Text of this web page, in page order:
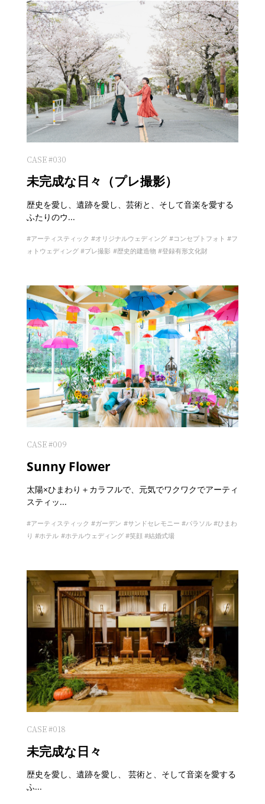
CASE #030
未完成な日々（プレ撮影）
歴史を愛し、遺跡を愛し、芸術と、そして音楽を愛する
ふたりのウ...
アーティスティック オリジナルウェディング コンセプトフォト
フ
ォトウェディング
プレ撮影 歴史的建造物 登録有形文化財
CASE #009
Sunny Flower
太陽×ひまわり＋カラフルで、元気でワクワクでアーティ
スティッ...
アーティスティック ガーデン サンドセレモニー パラソル
ひまわ
り
ホテル ホテルウェディング 笑顔 結婚式場
CASE #018
未完成な日々
歴史を愛し、遺跡を愛し、 芸術と、そして音楽を愛する
ふ...